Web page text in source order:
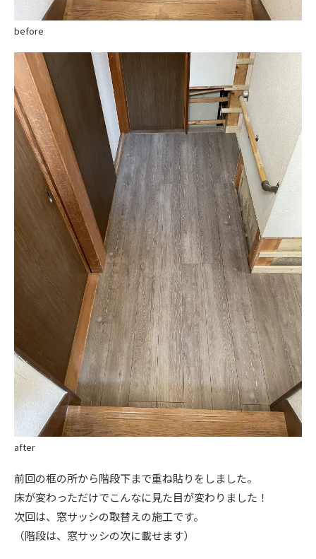
before
after
前回の框の所から階段下まで重ね貼りをしました。
床が変わっただけでこんなに見た目が変わりました！
次回は、窓サッシの取替えの施工です。
（階段は、窓サッシの次に載せます）